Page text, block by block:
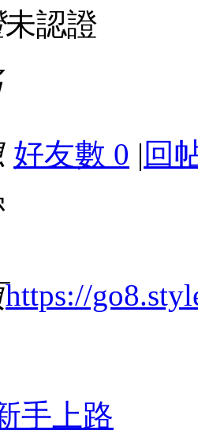
未認證
好友數 0 | 回
https://
手上路